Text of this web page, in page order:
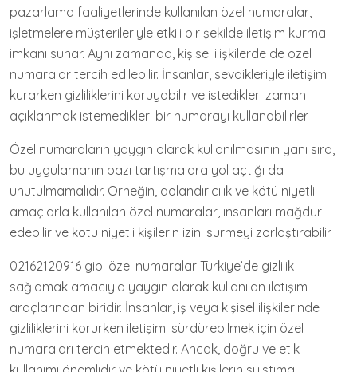
pazarlama faaliyetlerinde kullanılan özel numaralar,
işletmelere müşterileriyle etkili bir şekilde iletişim kurma
imkanı sunar. Aynı zamanda, kişisel ilişkilerde de özel
numaralar tercih edilebilir. İnsanlar, sevdikleriyle iletişim
kurarken gizliliklerini koruyabilir ve istedikleri zaman
açıklanmak istemedikleri bir numarayı kullanabilirler.
Özel numaraların yaygın olarak kullanılmasının yanı sıra,
bu uygulamanın bazı tartışmalara yol açtığı da
unutulmamalıdır. Örneğin, dolandırıcılık ve kötü niyetli
amaçlarla kullanılan özel numaralar, insanları mağdur
edebilir ve kötü niyetli kişilerin izini sürmeyi zorlaştırabilir.
02162120916 gibi özel numaralar Türkiye’de gizlilik
sağlamak amacıyla yaygın olarak kullanılan iletişim
araçlarından biridir. İnsanlar, iş veya kişisel ilişkilerinde
gizliliklerini korurken iletişimi sürdürebilmek için özel
numaraları tercih etmektedir. Ancak, doğru ve etik